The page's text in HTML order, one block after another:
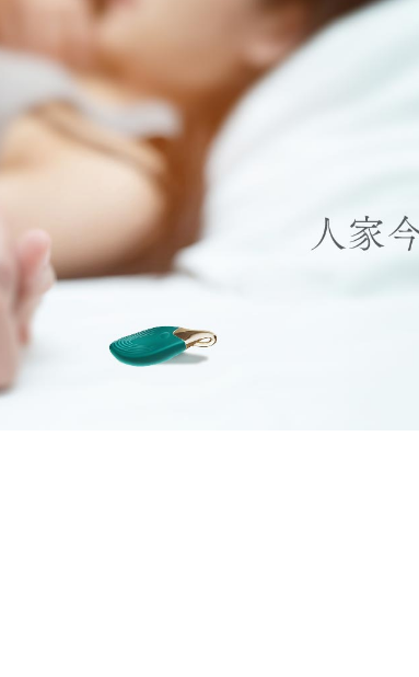
！
！短鏈
一起嗎？
！
案者
壞壞！
潮宇宙！
私密區域
！
包服務